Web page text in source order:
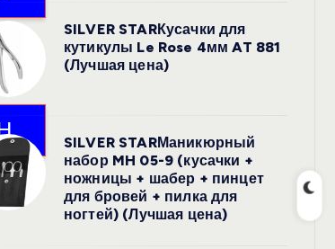
SILVER STARКусачки для
кутикулы Le Rose 4мм AT 881
(Лучшая цена)
SILVER STARМаникюрный
набор MH 05-9 (кусачки +
ножницы + шабер + пинцет
для бровей + пилка для
ногтей) (Лучшая цена)